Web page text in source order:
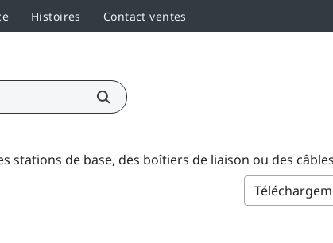
Histoires Contact ventes
stations de base, des boîtiers de liaison ou des